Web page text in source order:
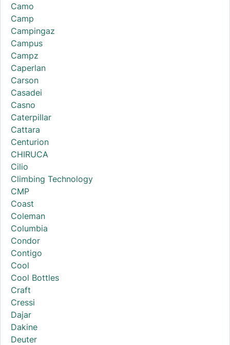
Camo
Camp
Campingaz
Campus
Campz
Caperlan
Carson
Casadei
Casno
Caterpillar
Cattara
Centurion
CHIRUCA
Cilio
Climbing Technology
CMP
Coast
Coleman
Columbia
Condor
Contigo
Cool
Cool Bottles
Craft
Cressi
Dajar
Dakine
Deuter